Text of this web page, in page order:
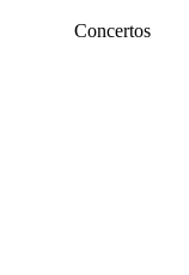
Concertos